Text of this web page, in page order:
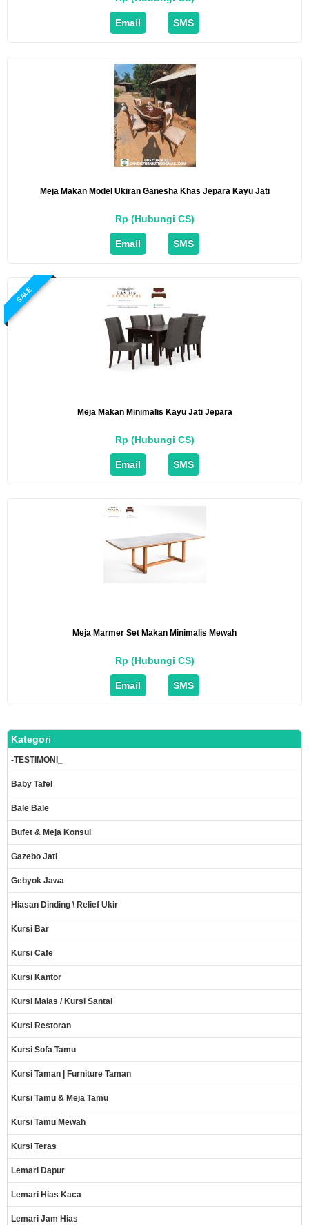
Email SMS
Meja Makan Model Ukiran Ganesha Khas Jepara Kayu Jati
Rp (Hubungi CS)
Email SMS
SALE
Meja Makan Minimalis Kayu Jati Jepara
Rp (Hubungi CS)
Email SMS
Meja Marmer Set Makan Minimalis Mewah
Rp (Hubungi CS)
Email SMS
Kategori
-TESTIMONI_
Baby Tafel
Bale Bale
Bufet & Meja Konsul
Gazebo Jati
Gebyok Jawa
Hiasan Dinding \ Relief Ukir
Kursi Bar
Kursi Cafe
Kursi Kantor
Kursi Malas / Kursi Santai
Kursi Restoran
Kursi Sofa Tamu
Kursi Taman | Furniture Taman
Kursi Tamu & Meja Tamu
Kursi Tamu Mewah
Kursi Teras
Lemari Dapur
Lemari Hias Kaca
Lemari Jam Hias